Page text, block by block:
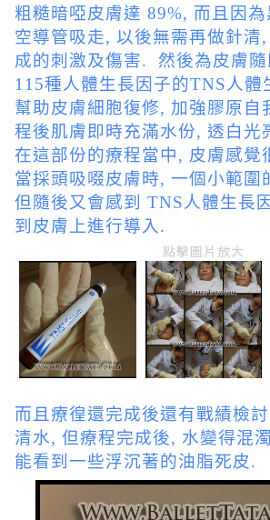
粗糙暗啞皮膚達 89%, 而且因
空導管吸走, 以後無需再做針清
成的刺激及傷害. 然後為皮膚隨
115種人體生長因子的TNS人體
幫助皮膚細胞復修, 加強膠原自
程後肌膚即時充滿水份, 透白光
在這部份的療程當中, 皮膚感覺
當採頭吸啜皮膚時, 一個小範圍
但隨後又會感到 TNS人體生長
到皮膚上進行導入.
點擊圖片放大
而且療徨還完成後還有戰績檢
清水, 但療程完成後, 水變得混
能看到一些浮沉著的油脂死皮.